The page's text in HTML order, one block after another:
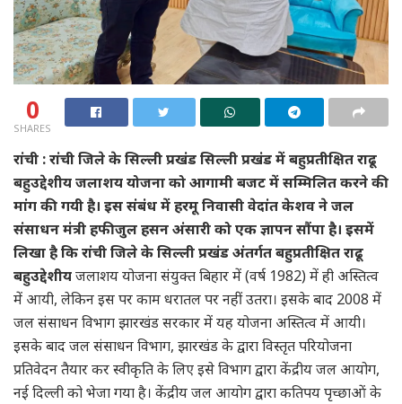
0
SHARES
रांची : रांची जिले के सिल्ली प्रखंड सिल्ली प्रखंड में बहुप्रतीक्षित राढू
बहुउद्देशीय जलाशय योजना को आगामी बजट में सम्मिलित करने की
मांग की गयी है। इस संबंध में हरमू निवासी वेदांत केशव ने जल
संसाधन मंत्री हफीजुल हसन अंसारी को एक ज्ञापन सौंपा है। इसमें
लिखा है कि रांची जिले के सिल्ली प्रखंड अंतर्गत बहुप्रतीक्षित राढू
बहुउद्देशीयजलाशय योजना संयुक्त बिहार में (वर्ष 1982) में ही अस्तित्व
में आयी, लेकिन इस पर काम धरातल पर नहीं उतरा। इसके बाद 2008 में
जल संसाधन विभाग झारखंड सरकार में यह योजना अस्तित्व में आयी।
इसके बाद जल संसाधन विभाग, झारखंड के द्वारा विस्तृत परियोजना
प्रतिवेदन तैयार कर स्वीकृति के लिए इसे विभाग द्वारा केंद्रीय जल आयोग,
नई दिल्ली को भेजा गया है। केंद्रीय जल आयोग द्वारा कतिपय पृच्छाओं के